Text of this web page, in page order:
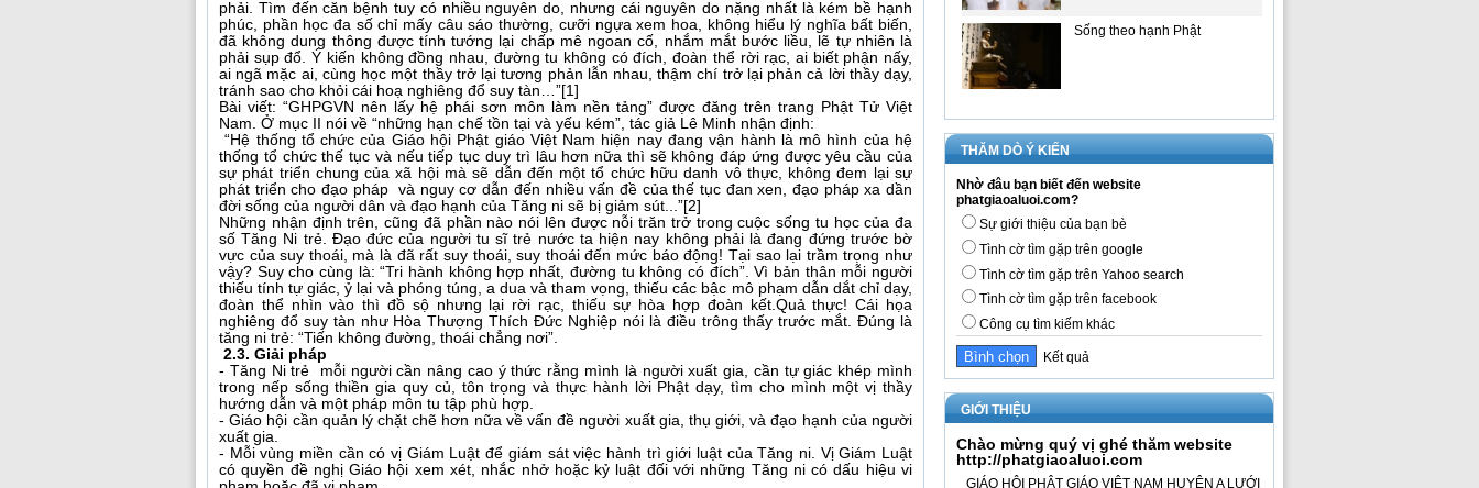
phải. Tìm đến căn bệnh tuy có nhiều nguyên do, nhưng cái nguyên do nặng nhất là kém bề hạnh
phúc, phần học đa số chỉ mấy câu sáo thường, cưỡi ngựa xem hoa, không hiểu lý nghĩa bất biến,
đã không dung thông được tính tướng lại chấp mê ngoan cố, nhắm mắt bước liều, lẽ tự nhiên là
phải sụp đổ. Ý kiến không đồng nhau, đường tu không có đích, đoàn thể rời rạc, ai biết phận nấy,
ai ngã mặc ai, cùng học một thầy trở lại tương phản lẫn nhau, thậm chí trở lại phản cả lời thầy dạy,
tránh sao cho khỏi cái hoạ nghiêng đổ suy tàn…”[1]
Bài viết: “GHPGVN nên lấy hệ phái sơn môn làm nền tảng” được đăng trên trang Phật Tử Việt
Nam. Ở mục II nói về “những hạn chế tồn tại và yếu kém”, tác giả Lê Minh nhận định:
“Hệ thống tổ chức của Giáo hội Phật giáo Việt Nam hiện nay đang vận hành là mô hình của hệ
thống tổ chức thế tục và nếu tiếp tục duy trì lâu hơn nữa thì sẽ không đáp ứng được yêu cầu của
sự phát triển chung của xã hội mà sẽ dẫn đến một tổ chức hữu danh vô thực, không đem lại sự
phát triển cho đạo pháp và nguy cơ dẫn đến nhiều vấn đề của thế tục đan xen, đạo pháp xa dần
đời sống của người dân và đạo hạnh của Tăng ni sẽ bị giảm sút...”[2]
Những nhận định trên, cũng đã phần nào nói lên được nỗi trăn trở trong cuộc sống tu học của đa
số Tăng Ni trẻ. Đạo đức của người tu sĩ trẻ nước ta hiện nay không phải là đang đứng trước bờ
vực của suy thoái, mà là đã rất suy thoái, suy thoái đến mức báo động! Tại sao lại trầm trọng như
vậy? Suy cho cùng là: “Tri hành không hợp nhất, đường tu không có đích”. Vì bản thân mỗi người
thiếu tính tự giác, ỷ lại và phóng túng, a dua và tham vọng, thiếu các bậc mô phạm dẫn dắt chỉ dạy,
đoàn thể nhìn vào thì đồ sộ nhưng lại rời rạc, thiếu sự hòa hợp đoàn kết.Quả thực! Cái họa
nghiêng đổ suy tàn như Hòa Thượng Thích Đức Nghiệp nói là điều trông thấy trước mắt. Đúng là
tăng ni trẻ: “Tiến không đường, thoái chẳng nơi”.
2.3. Giải pháp
- Tăng Ni trẻ mỗi người cần nâng cao ý thức rằng mình là người xuất gia, cần tự giác khép mình
trong nếp sống thiền gia quy củ, tôn trọng và thực hành lời Phật dạy, tìm cho mình một vị thầy
hướng dẫn và một pháp môn tu tập phù hợp.
- Giáo hội cần quản lý chặt chẽ hơn nữa về vấn đề người xuất gia, thụ giới, và đạo hạnh của người
xuất gia.
- Mỗi vùng miền cần có vị Giám Luật để giám sát việc hành trì giới luật của Tăng ni. Vị Giám Luật
có quyền đề nghị Giáo hội xem xét, nhắc nhở hoặc kỷ luật đối với những Tăng ni có dấu hiệu vi
Sống theo hạnh Phật
THĂM DÒ Ý KIẾN
Nhờ đâu bạn biết đến website
phatgiaoaluoi.com?
Sự giới thiệu của bạn bè
Tình cờ tìm gặp trên google
Tình cờ tìm gặp trên Yahoo search
Tình cờ tìm gặp trên facebook
Công cụ tìm kiếm khác
Kết quả
GIỚI THIỆU
Chào mừng quý vị ghé thăm website
http://phatgiaoaluoi.com
GIÁO HỘI PHẬT GIÁO VIỆT NAM HUYỆN A LƯỚI